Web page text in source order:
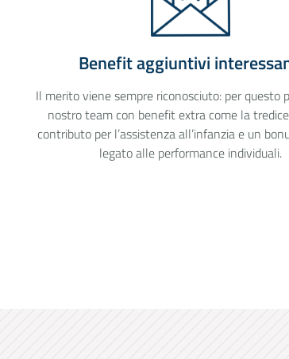
Benefit aggiuntivi
Il merito viene sempre riconosciuto: per questo
nostro team con benefit extra come la
contributo per l’assistenza all’infanzia e un
legato alle performance individuali.